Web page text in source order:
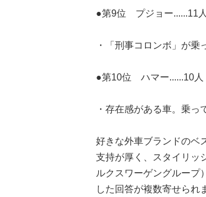
●第9位 プジョー......11人
・「刑事コロンボ」が乗
●第10位 ハマー......10人
・存在感がある車。乗っ
好きな外車ブランドのベ
支持が厚く、スタイリッ
ルクスワーゲングループ
した回答が複数寄せられ